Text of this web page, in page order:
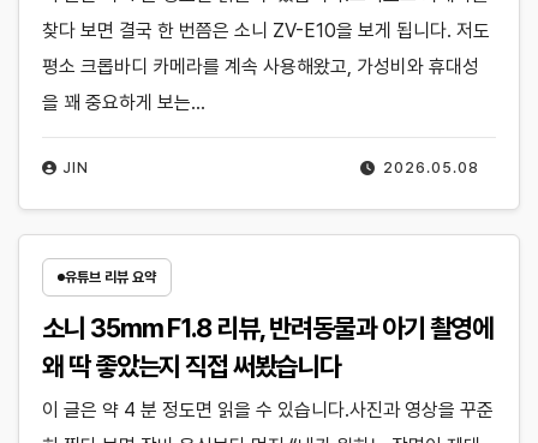
2026.05.08
JIN
찾다 보면 결국 한 번쯤은 소니 ZV-E10을 보게 됩니다. 저도
평소 크롭바디 카메라를 계속 사용해왔고, 가성비와 휴대성
을 꽤 중요하게 보는…
유튜브 리뷰 요약
소니 35mm F1.8 리뷰, 반려동물과 아기 촬영에
왜 딱 좋았는지 직접 써봤습니다
이 글은 약 4 분 정도면 읽을 수 있습니다.사진과 영상을 꾸준